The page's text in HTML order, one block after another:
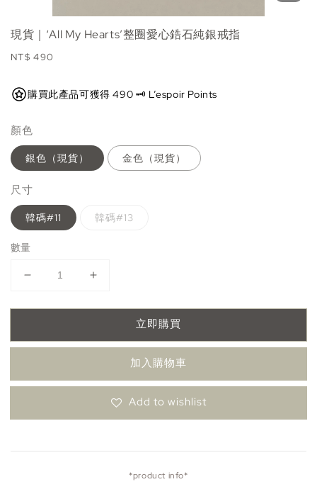
現貨｜‘All My Hearts’整圈愛心鋯石純銀戒指
Regular
NT$ 490
購買此產品可獲得 490 🗝️ L’espoir Points
顏色
銀色（現貨） 金色（現貨）
尺寸
韓碼#11 韓碼#13
數量
立即購買
加入購物車
Add to wishlist
*product info*